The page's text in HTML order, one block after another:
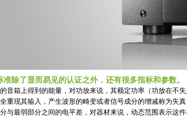
除了显而易见的认证之外，还有很多指标和参数。
音箱上得到的能量，对功放来说，其额定功率（功放在不
重现其输入，产生波形的畸变或者信号成分的增减称为失真
与最弱部分之间的电平差，对器材来说，动态范围表示这件